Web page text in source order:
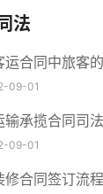
要件？
法
运合同中旅客的
包括这些内容
09-01
承揽合同司法解释 运
运人的义务有哪
09-01
修合同签订流